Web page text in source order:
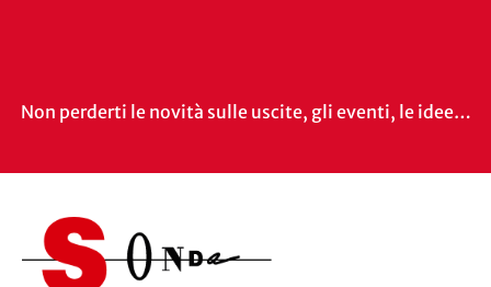
Non perderti le novità sulle uscite, gli eventi, le idee…